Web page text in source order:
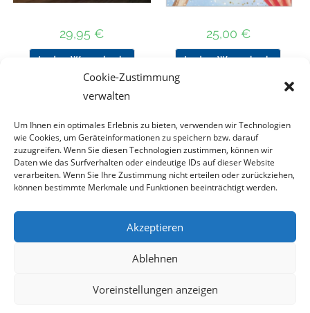
Cookie-Zustimmung
verwalten
Um Ihnen ein optimales Erlebnis zu bieten, verwenden wir Technologien
wie Cookies, um Geräteinformationen zu speichern bzw. darauf
zuzugreifen. Wenn Sie diesen Technologien zustimmen, können wir
Daten wie das Surfverhalten oder eindeutige IDs auf dieser Website
verarbeiten. Wenn Sie Ihre Zustimmung nicht erteilen oder zurückziehen,
können bestimmte Merkmale und Funktionen beeinträchtigt werden.
Akzeptieren
Ablehnen
Voreinstellungen anzeigen
29,95 €
In den Warenkorb
25,00 €
In den Warenkorb
Nach Preis filtern
Kategorie
auswählen
Datenschutz
Haftungsausschluss
Copyright 2023 - DT COLLECTION